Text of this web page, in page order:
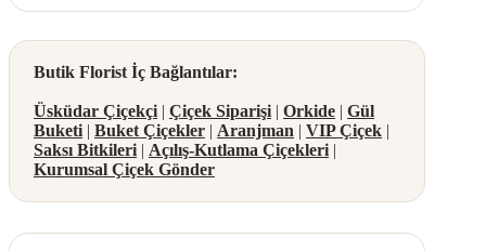
Butik Florist İç Bağlantılar:
Üsküdar Çiçekçi | Çiçek Siparişi | Orkide | Gül
Buketi | Buket Çiçekler | Aranjman | VIP Çiçek |
Saksı Bitkileri | Açılış-Kutlama Çiçekleri |
Kurumsal Çiçek Gönder